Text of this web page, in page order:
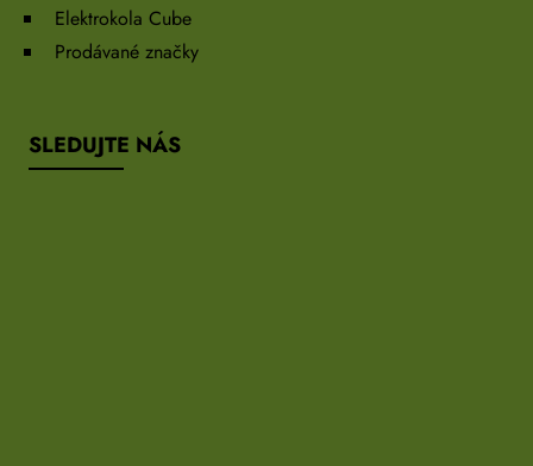
Elektrokola Cube
Prodávané značky
SLEDUJTE NÁS